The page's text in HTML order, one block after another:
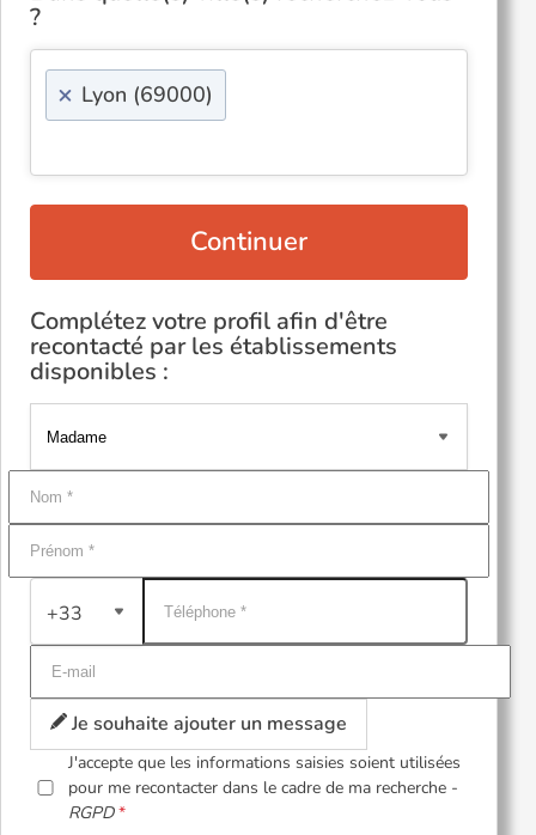
?
× Lyon (69000)
Continuer
Complétez votre profil afin d'être
recontacté par les établissements
disponibles :
+33
Je souhaite ajouter un message
J'accepte que les informations saisies soient utilisées
pour me recontacter dans le cadre de ma recherche -
RGPD